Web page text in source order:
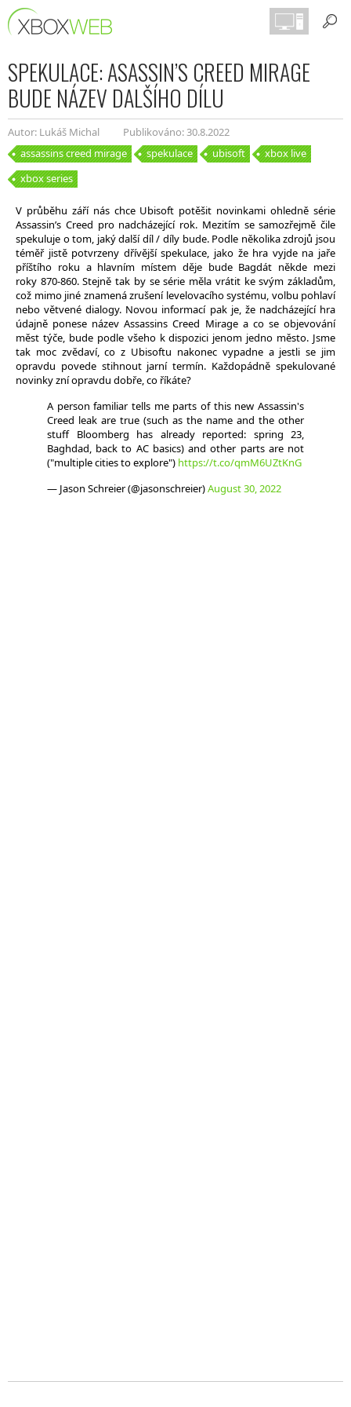
SPEKULACE: ASASSIN’S CREED MIRAGE
BUDE NÁZEV DALŠÍHO DÍLU
Autor: Lukáš Michal
Publikováno: 30.8.2022
assassins creed mirage
spekulace ubisoft
xbox live
xbox series
V průběhu září nás chce Ubisoft potěšit novinkami ohledně série
Assassin’s Creed pro nadcházející rok. Mezitím se samozřejmě čile
spekuluje o tom, jaký další díl / díly bude. Podle několika zdrojů jsou
téměř jistě potvrzeny dřívější spekulace, jako že hra vyjde na jaře
příštího roku a hlavním místem děje bude Bagdát někde mezi
roky 870-860. Stejně tak by se série měla vrátit ke svým základům,
což mimo jiné znamená zrušení levelovacího systému, volbu pohlaví
nebo větvené dialogy. Novou informací pak je, že nadcházející hra
údajně ponese název Assassins Creed Mirage a co se objevování
měst týče, bude podle všeho k dispozici jenom jedno město. Jsme
tak moc zvědaví, co z Ubisoftu nakonec vypadne a jestli se jim
opravdu povede stihnout jarní termín. Každopádně spekulované
novinky zní opravdu dobře, co říkáte?
A person familiar tells me parts of this new Assassin's
Creed leak are true (such as the name and the other
stuff Bloomberg has already reported: spring 23,
Baghdad, back to AC basics) and other parts are not
("multiple cities to explore") https://t.co/qmM6UZtKnG
— Jason Schreier (@jasonschreier)August 30, 2022